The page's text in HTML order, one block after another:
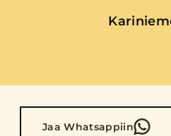
Jaa Whatsappiin